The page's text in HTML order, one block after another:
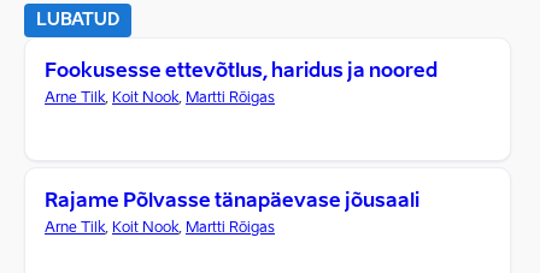
LUBATUD
Fookusesse ettevõtlus, haridus ja noored
Arne Tilk, Koit Nook, Martti Rõigas
Rajame Põlvasse tänapäevase jõusaali
Arne Tilk, Koit Nook, Martti Rõigas